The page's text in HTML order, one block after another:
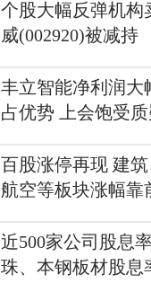
个股大幅反弹机构
威(002920)被减持
丰立智能净利润大
占优势 上会饱受质
百股涨停再现 建筑
航空等板块涨幅靠
近500家公司股息
珠、本钢板材股息